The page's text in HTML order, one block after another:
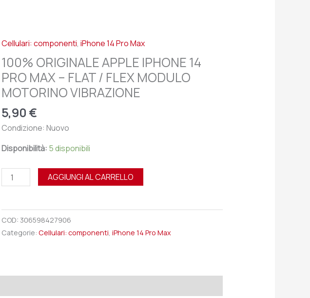
Cellulari: componenti,iPhone 14 Pro Max
100% ORIGINALE APPLE IPHONE 14
PRO MAX – FLAT / FLEX MODULO
MOTORINO VIBRAZIONE
5,90 €
Condizione: Nuovo
Disponibilità: 5 disponibili
PRO
MAX
-
FLAT
/
FLEX
MODULO
MOTORINO
VIBRAZIONE
AGGIUNGI AL CARRELLO
COD: 306598427906
Categorie:Cellulari: componenti ,iPhone 14 Pro Max